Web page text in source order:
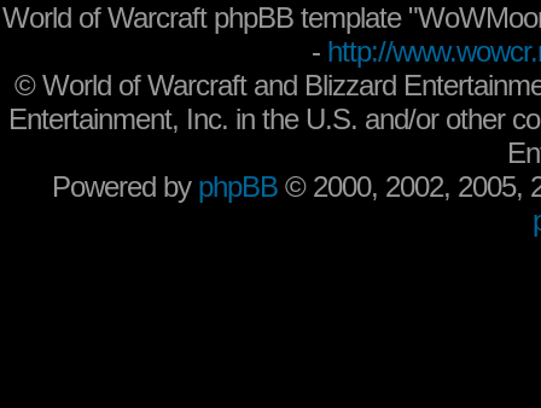
World of Warcraft phpBB template
- http://
©World of Warcraft and Blizzard
Entertainment, Inc. in the U.S. and/or other
Powered by phpBB © 2000, 2002, 2005,